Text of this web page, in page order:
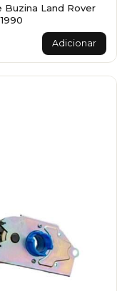
Buzina Land Rover
Adicionar